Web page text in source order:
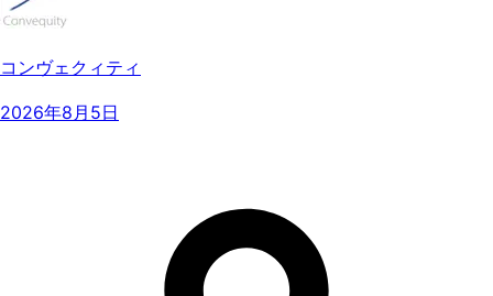
コンヴェクィティ
2026年8月5日